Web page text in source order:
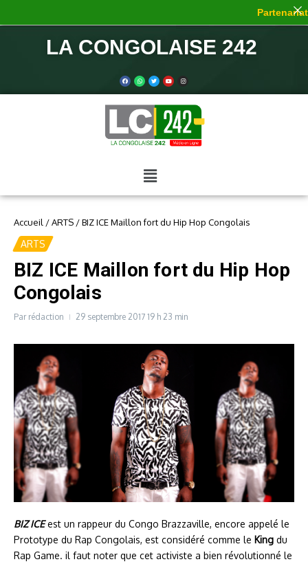
LA CONGOLAISE 242
Accueil /ARTS /BIZ ICE Maillon fort du Hip Hop Congolais
ARTS
BIZ ICE Maillon fort du Hip Hop
Congolais
Par rédaction 29 septembre 2017 19 h 23 min
BIZ ICEest un rappeur du Congo Brazzaville, encore appelé le
Prototype du Rap Congolais, est considéré comme le King du
Rap Game. il faut noter que cet activiste a bien révolutionné le
Partenariat